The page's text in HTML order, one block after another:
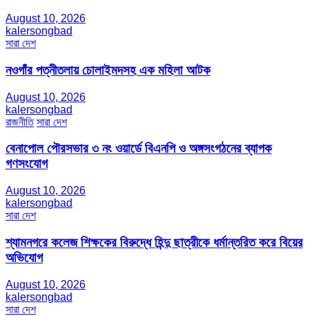
August 10, 2026
kalersongbad
সারা দেশ
নওগাঁর পত্নীতলায় চোলাইমদসহ এক মহিলা আটক
August 10, 2026
kalersongbad
রাজনীতি সারা দেশ
বেনাপোল পৌরসভার ৩ নং ওয়ার্ডে বিএনপি ও অঙ্গসংগঠনের ব্যাপক
গণসংযোগ
August 10, 2026
kalersongbad
সারা দেশ
শ্যামনগরে কলেজ শিক্ষকের বিরুদ্ধে হিন্দু ছাত্রীকে ধর্মান্তরিত করে বিয়ের
অভিযোগ
August 10, 2026
kalersongbad
সারা দেশ